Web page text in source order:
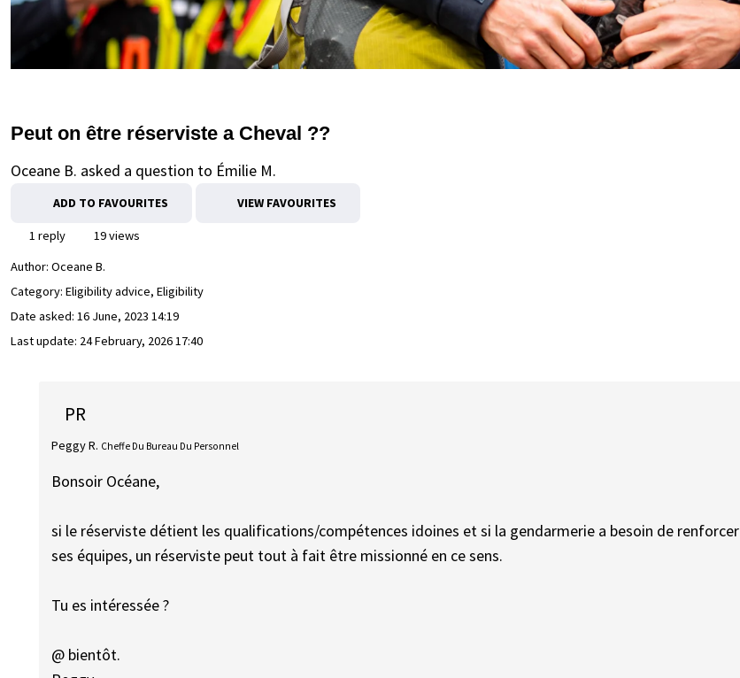
Peut on être réserviste a Cheval ??
Oceane B. asked a question to Émilie M.
ADD TO FAVOURITES VIEW FAVOURITES
1 reply
19 views
Author: Oceane B.
Category: Eligibility advice, Eligibility
Date asked: 16 June, 2023 14:19
Last update: 24 February, 2026 17:40
PR
Peggy R. Cheffe Du Bureau Du Personnel
Bonsoir Océane,
si le réserviste détient les qualifications/compétences idoines et si la gendarmerie a besoin de renforcer
ses équipes, un réserviste peut tout à fait être missionné en ce sens.
Tu es intéressée ?
@ bientôt.